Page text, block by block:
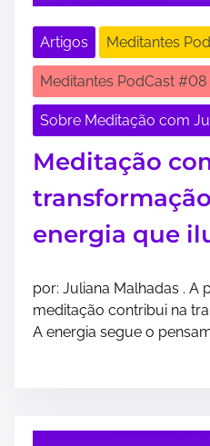
Artigos Meditantes
Meditantes PodCast #08
Sobre Meditação com
Meditação
energia que
por: Juliana Malhadas . A
meditação contribui na
A energia segue o